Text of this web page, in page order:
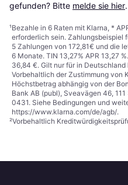
gefunden? Bitte melde sie hier.
¹Bezahle in 6 Raten mit Klarna, *
erforderlich sein. Zahlungsbeispiel
5 Zahlungen von 172,81€ und die
6 Monate. TIN 13,27% APR 13,27
36,84 €. Gilt nur für in
Vorbehaltlich der Zustimmung von
Höchstbetrag abhängig von der
Bank AB (publ), Sveavägen 46,
0431. Siehe Bedingungen und
https://www.klarna.com/de/agb/.
²Vorbehaltlich